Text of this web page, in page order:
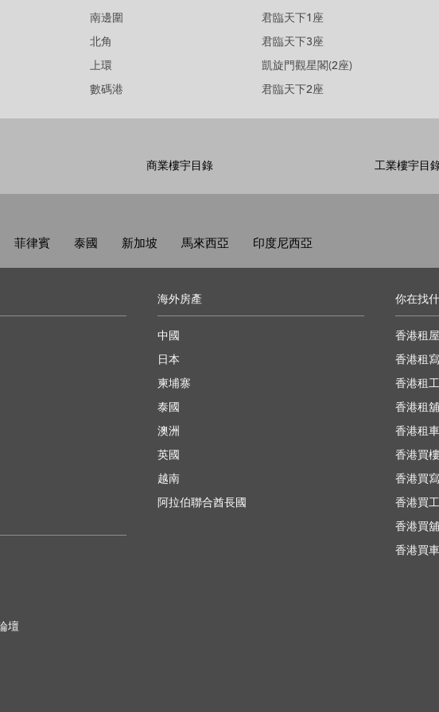
南邊圍
北角
上環
數碼港
君臨天下1座
君臨天下3座
凱旋門觀星閣(2座)
君臨天下2座
商業樓宇目錄 工業樓宇目
菲律賓 泰國 新加坡 馬來西亞 印度尼西亞
壇
海外房產
中國
日本
柬埔寨
泰國
澳洲
英國
越南
阿拉伯聯合酋長國
你在找
香港租屋
香港租
香港租
香港租舖
香港租
香港買樓
香港買
香港買
香港買舖
香港買